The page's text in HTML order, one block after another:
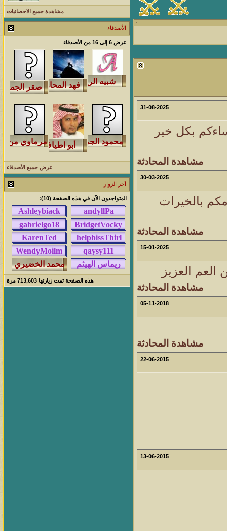
مشاركات المشاهدات
آخر مشاركة
24
212682 آخر رد:
آخر مشاركة
1457737 آخر رد: محمد الخضيري
آخر مشاركة
1324
639203 آخر رد:احمد جابر
مشاركات المشاهدات
آخر مشاركة
408
275781 آخر رد:خلف المهدي
مشاركات المشاهدات
آخر مشاركة
96020 آخر رد:ابن صلفيق
مشاركات المشاهدات آخر مشاركة
آخر رد:الميآسية
31-08-2025
بكل خير
مشاهدة المحادثة
30-03-2025
بالخيرات
مشاهدة المحادثة
15-01-2025
العزيز
مشاهدة المحادثة
05-11-2018
مشاهدة المحادثة
22-06-2015
13-06-2015
مشاهدة جميع الاحصائيات
الأصدقاء
عرض 6 إلى 16 من الأصدقاء
عرض جميع الأصدقاء
آخر الزوار
المتواجدون الآن في هذه الصفحة (10):
هذه الصفحة تمت زيارتها 713,603 مرة